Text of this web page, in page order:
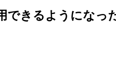
できるようになっ